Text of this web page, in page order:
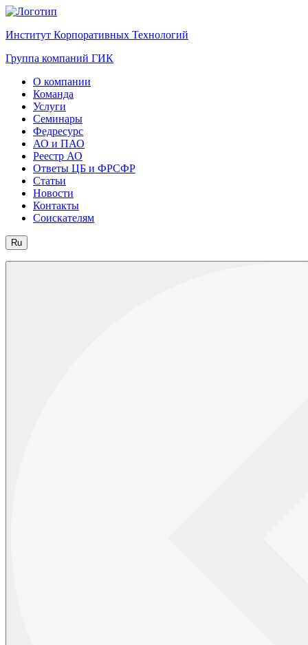
Институт Корпоративных Технологий
Группа компаний ГИК
О компании
Команда
Услуги
Семинары
Федресурс
АО и ПАО
Реестр АО
Ответы ЦБ и ФРСФР
Статьи
Новости
Контакты
Соискателям
Ru